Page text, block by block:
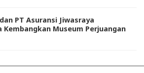
PT Asuransi Jiwasraya
Kembangkan Museum Perjuangan